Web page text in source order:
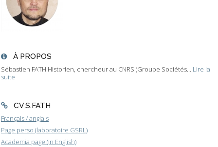
À PROPOS
Sébastien FATH Historien, chercheur au CNRS (Groupe Sociétés... Lire la
suite
CV S.FATH
Français / anglais
Page perso (laboratoire GSRL)
Academia page (in English)